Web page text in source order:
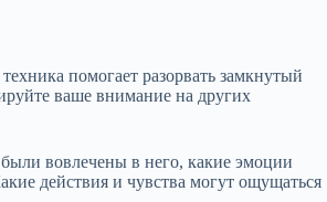
помогает разорвать замкнутый
ваше внимание на других
вовлечены в него, какие эмоции
действия и чувства могут ощущаться